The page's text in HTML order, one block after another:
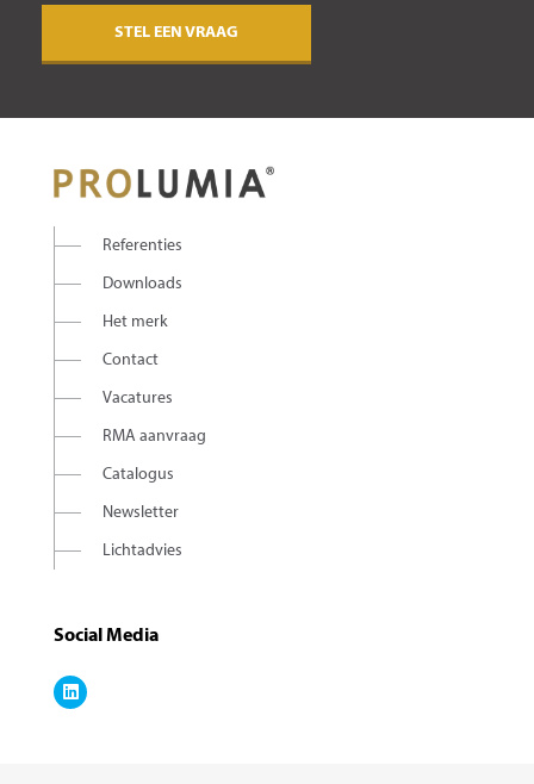
STEL EEN VRAAG
Referenties
Downloads
Het merk
Contact
Vacatures
RMA aanvraag
Catalogus
Newsletter
Lichtadvies
Social Media